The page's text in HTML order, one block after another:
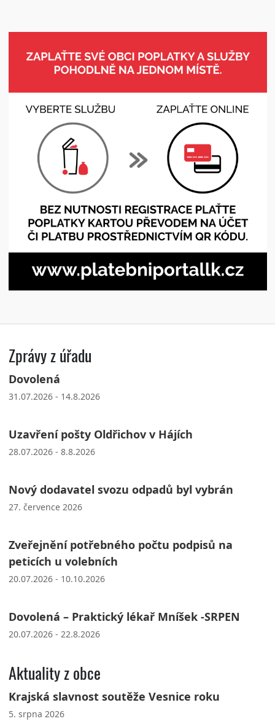
Zprávy z úřadu
Dovolená
31.07.2026 - 14.8.2026
Uzavření pošty Oldřichov v Hájích
28.07.2026 - 8.8.2026
Nový dodavatel svozu odpadů byl vybrán
27. července 2026
Zveřejnění potřebného počtu podpisů na
peticích u volebních
20.07.2026 - 10.10.2026
Dovolená – Praktický lékař Mníšek -SRPEN
20.07.2026 - 22.8.2026
Aktuality z obce
Krajská slavnost soutěže Vesnice roku
5. srpna 2026